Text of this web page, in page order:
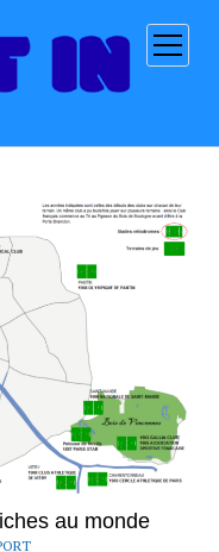
ouvrir
menu
au monde